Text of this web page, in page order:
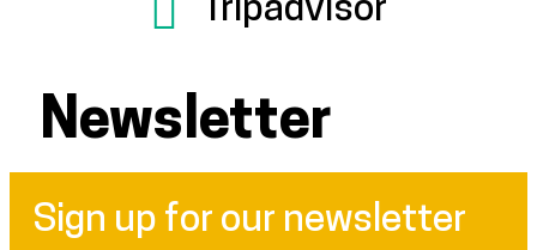
Tripadvisor
Newsletter
Sign up for our newsletter